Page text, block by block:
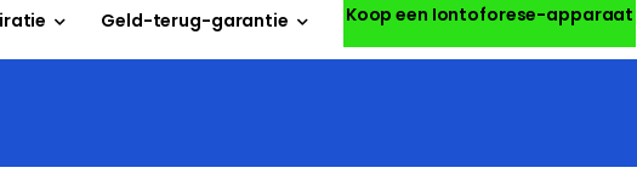
Geld-terug-garantie Koop een Iontoforese-apparaat